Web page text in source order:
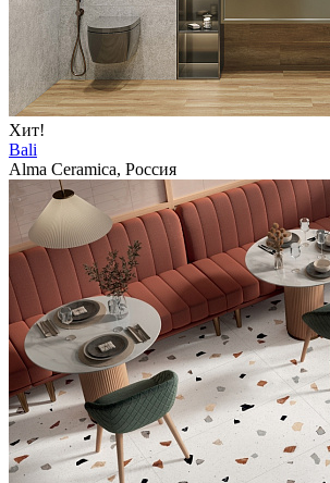
Хит!
Bali
Alma Ceramica, Россия